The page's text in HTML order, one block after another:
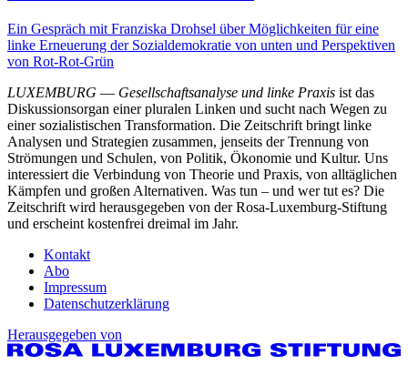
Ein Gespräch mit Franziska Drohsel über Möglichkeiten für eine
linke Erneuerung der Sozialdemokratie von unten und Perspektiven
von Rot-Rot-Grün
LUXEMBURG — Gesellschaftsanalyse und linke Praxis ist das
Diskussionsorgan einer pluralen Linken und sucht nach Wegen zu
einer sozialistischen Transformation. Die Zeitschrift bringt linke
Analysen und Strategien zusammen, jenseits der Trennung von
Strömungen und Schulen, von Politik, Ökonomie und Kultur. Uns
interessiert die Verbindung von Theorie und Praxis, von alltäglichen
Kämpfen und großen Alternativen. Was tun – und wer tut es? Die
Zeitschrift wird herausgegeben von der Rosa-Luxemburg-Stiftung
und erscheint kostenfrei dreimal im Jahr.
Kontakt
Abo
Impressum
Datenschutzerklärung
Herausgegeben von